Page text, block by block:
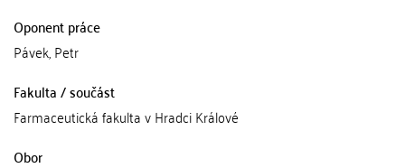
Oponent práce
Pávek, Petr
Fakulta / součást
Farmaceutická fakulta v Hradci Králové
Obor